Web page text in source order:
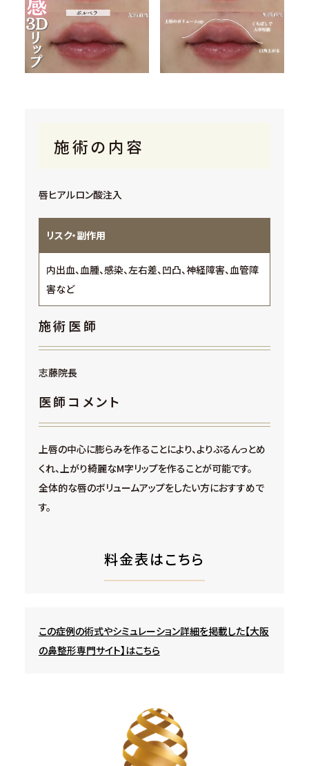
施術の内容
唇ヒアルロン酸注入
リスク・副作用
内出血、血腫、感染、左右差、凹凸、神経障害、血管障
害など
施術医師
志藤院長
医師コメント
上唇の中心に膨らみを作ることにより、よりぷるんっとめ
くれ、上がり綺麗なM字リップを作ることが可能です。
全体的な唇のボリュームアップをしたい方におすすめで
す。
料金表はこちら
この症例の術式やシミュレーション詳細を掲載した【大阪
の鼻整形専門サイト】はこちら